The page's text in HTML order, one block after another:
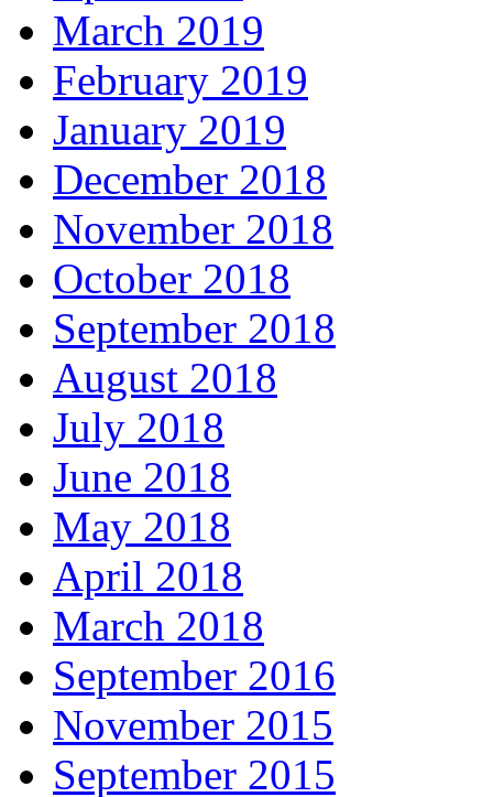
March 2019
February 2019
January 2019
December 2018
November 2018
October 2018
September 2018
August 2018
July 2018
June 2018
May 2018
April 2018
March 2018
September 2016
November 2015
September 2015